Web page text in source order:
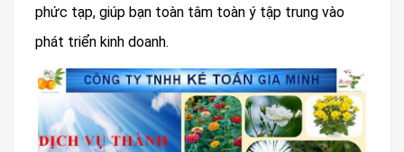
phức tạp, giúp bạn toàn tâm toàn ý tập trung vào
phát triển kinh doanh.